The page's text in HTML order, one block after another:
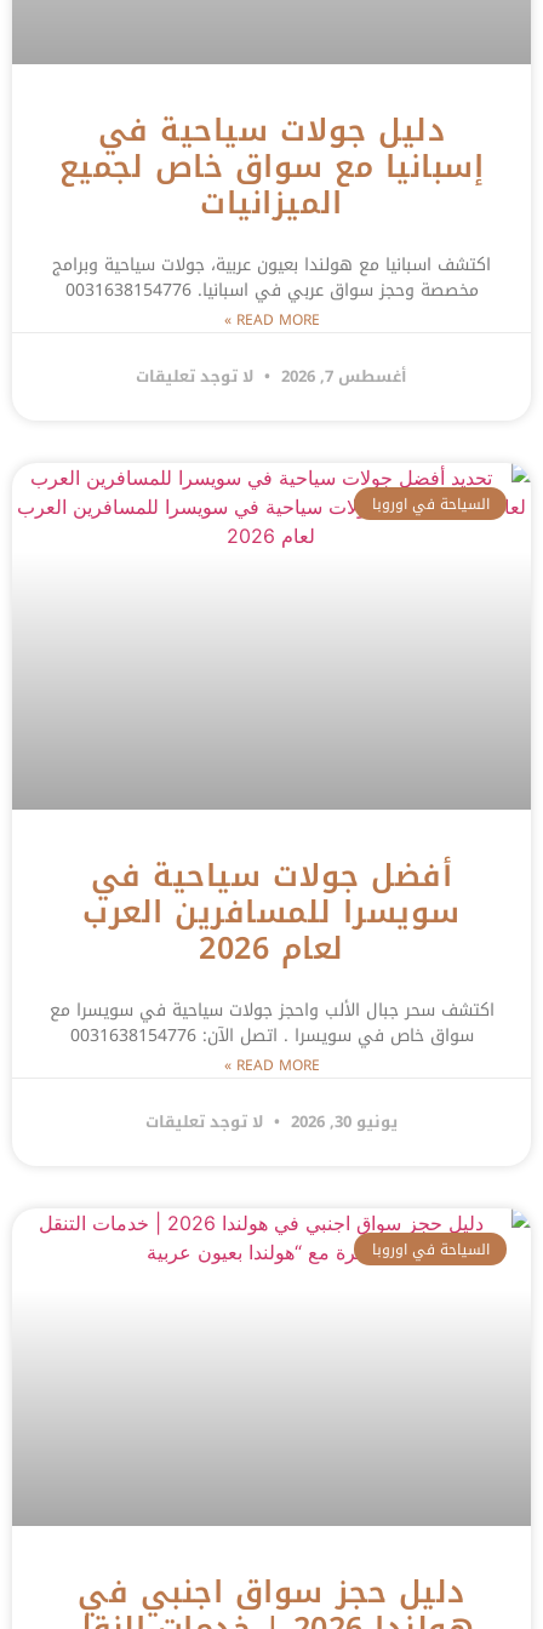
دليل جولات سياحية في
إسبانيا مع سواق خاص لجميع
الميزانيات
اكتشف اسبانيا مع هولندا بعيون عربية، جولات سياحية وبرامج
مخصصة وحجز سواق عربي في اسبانيا. 0031638154776
READ MORE »
أغسطس 7, 2026 لا توجد تعليقات
السياحة في اوروبا
أفضل جولات سياحية في
سويسرا للمسافرين العرب
لعام 2026
اكتشف سحر جبال الألب واحجز جولات سياحية في سويسرا مع
سواق خاص في سويسرا . اتصل الآن: 0031638154776
READ MORE »
يونيو 30, 2026 لا توجد تعليقات
السياحة في اوروبا
دليل حجز سواق اجنبي في